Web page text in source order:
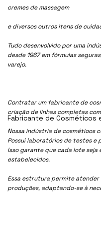
cremes de massagem
e diversos outros itens de
Tudo desenvolvido por uma
desde 1967 em fórmulas
varejo.
Contratar um fabricante de
criação de linhas completas
Nossa indústria de cosmétioos
Possui laboratórios de testes e
Isso garante que cada lote
estabelecidos.
Essa estrutura permite
produções, adaptando-se à
Fabricante de Cosméticos